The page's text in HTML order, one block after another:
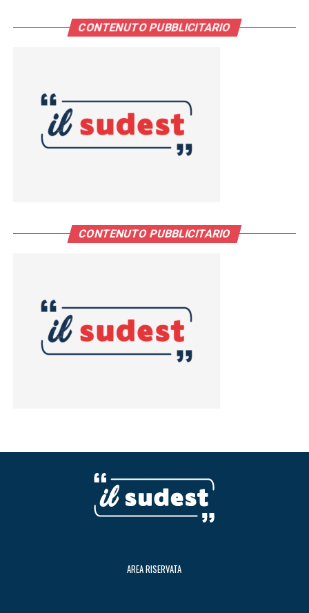
CONTENUTO PUBBLICITARIO
CONTENUTO PUBBLICITARIO
AREA RISERVATA